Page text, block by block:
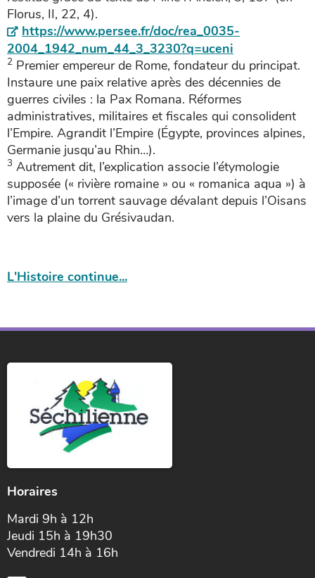
Florus, II, 22, 4).
https://www.persee.fr/doc/rea_0035-
2004_1942_num_44_3_3230?q=uceni
2 Premier empereur de Rome, fondateur du principat.
Instaure une paix relative après des décennies de
guerres civiles : la Pax Romana. Réformes
administratives, militaires et fiscales qui consolident
l’Empire. Agrandit l’Empire (Égypte, provinces alpines,
Germanie jusqu’au Rhin…).
3 Autrement dit, l’explication associe l’étymologie
supposée (« rivière romaine » ou « romanica aqua ») à
l’image d’un torrent sauvage dévalant depuis l’Oisans
vers la plaine du Grésivaudan.
L'Histoire continue...
Horaires
Mardi 9h à 12h
Jeudi 15h à 19h30
Vendredi 14h à 16h